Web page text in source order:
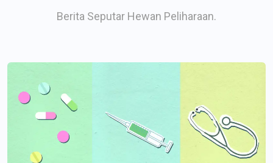
Berita Seputar Hewan Peliharaan.